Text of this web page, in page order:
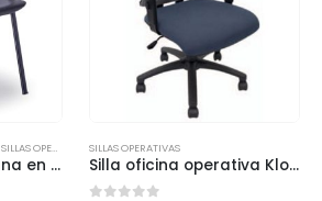
SILLAS OPERATIVAS
Silla de Visita Italiana en Polipropileno RE-1068
SILLAS OPERATIVAS
Silla oficina operativa Kloss azul